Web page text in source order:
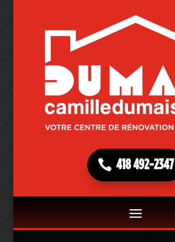
418 492-2347